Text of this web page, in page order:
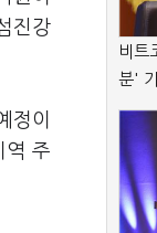
진강
정이
역 주
비트
분'